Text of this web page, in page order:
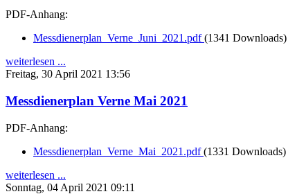
PDF-Anhang:
Messdienerplan_Verne_Juni_2021.pdf(1341 Downloads)
weiterlesen ...
Freitag, 30 April 2021 13:56
Messdienerplan Verne Mai 2021
PDF-Anhang:
Messdienerplan_Verne_Mai_2021.pdf(1331 Downloads)
weiterlesen ...
Sonntag, 04 April 2021 09:11